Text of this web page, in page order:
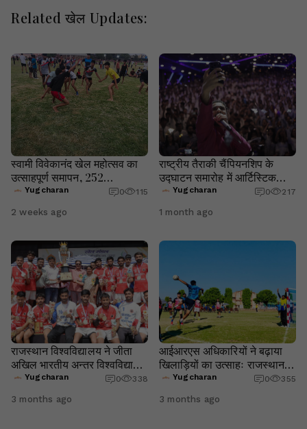
Related खेल Updates:
स्वामी विवेकानंद खेल महोत्सव का
उत्साहपूर्ण समापन, 252
प्रतिभागियों एवं 49 टीमों की
Yugcharan 0 115
2 weeks ago
राष्ट्रीय तैराकी चैंपियनशिप के
उद्घाटन समारोह में आर्टिस्टिक
स्विमिंग प्रस्तुति देगा एमजीडी गर्ल्स
Yugcharan 0 217
1 month ago
राजस्थान विश्वविद्यालय ने जीता
अखिल भारतीय अन्तर विश्वविद्यालय
हैण्डबॉल पुरुष खिताब
Yugcharan 0 338
3 months ago
आईआरएस अधिकारियों ने बढ़ाया
खिलाड़ियों का उत्साहः राजस्थान,
GNDU, LPU और सौराष्ट्र
Yugcharan 0 355
3 months ago